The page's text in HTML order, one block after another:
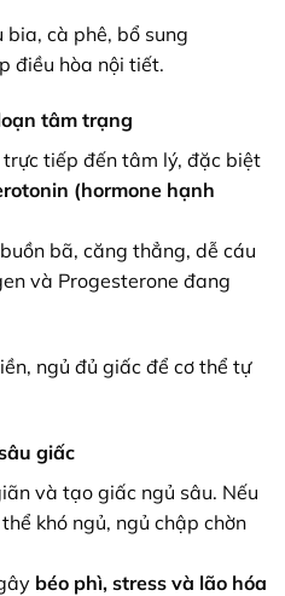
bia, cà phê, bổ sung
điều hòa nội tiết.
tâm trạng
tiếp đến tâm lý, đặc biệt
(hormone hạnh
bã, căng thẳng, dễ cáu
và Progesterone đang
ngủ đủ giấc để cơ thể tự
giấc
và tạo giấc ngủ sâu. Nếu
khó ngủ, ngủ chập chờn
béo phì, stress và lão hóa